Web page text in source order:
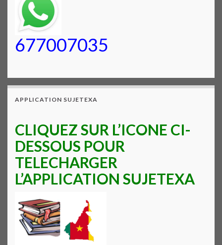
677007035
APPLICATION SUJETEXA
CLIQUEZ SUR L’ICONE CI-
DESSOUS POUR
TELECHARGER
L’APPLICATION SUJETEXA